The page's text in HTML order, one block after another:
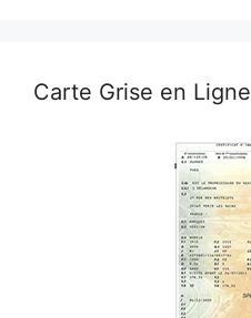
Carte Grise en Ligne